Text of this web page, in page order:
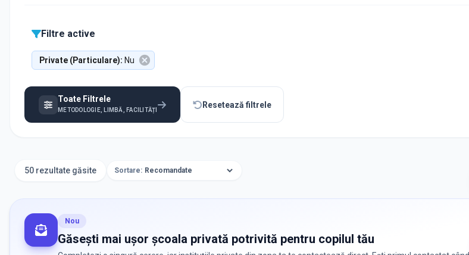
Filtre active
Private (Particulare): Nu
Toate Filtrele
METODOLOGIE, LIMBĂ, FACILITĂȚI
Resetează filtrele
50 rezultate găsite Sortare:
Nou
Găsești mai ușor școala privată potrivită pentru copilul tău